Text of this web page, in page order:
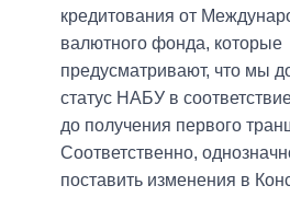
кредитования от
валютного фонда, которые
предусматривают, что мы
статус НАБУ в
до получения первого
Соответственно,
поставить изменения в